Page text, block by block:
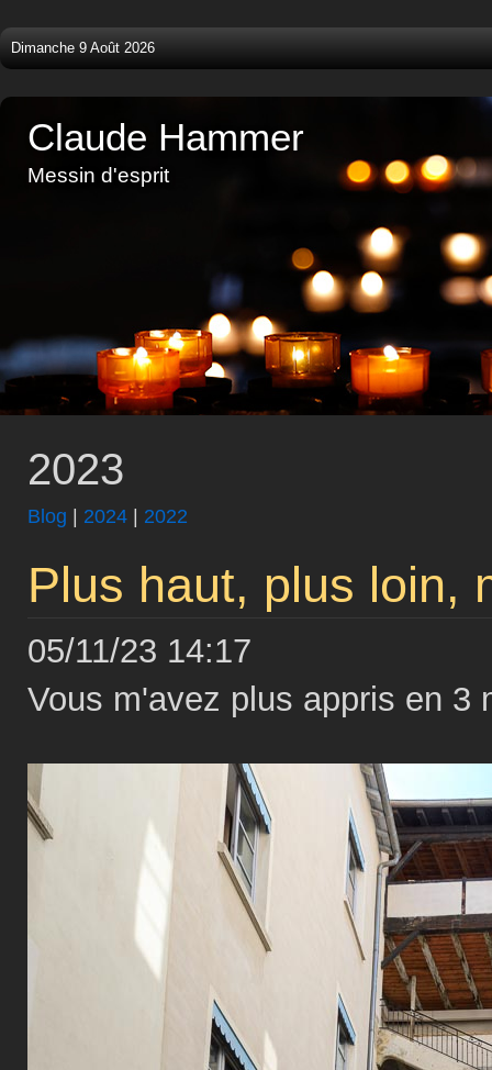
Dimanche 9 Août 2026
Claude Hammer
Messin d'esprit
2023
Blog 2024 2022
Plus haut, plus loin,
05/11/23 14:17
Vous m'avez plus appris en 3